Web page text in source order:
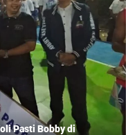
Pasti Bobby di